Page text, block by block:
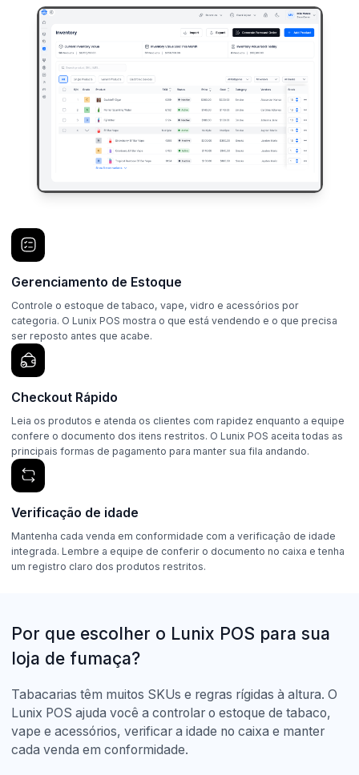
Gerenciamento de Estoque
Controle o estoque de tabaco, vape, vidro e acessórios por
categoria. O Lunix POS mostra o que está vendendo e o que precisa
ser reposto antes que acabe.
Checkout Rápido
Leia os produtos e atenda os clientes com rapidez enquanto a equipe
confere o documento dos itens restritos. O Lunix POS aceita todas as
principais formas de pagamento para manter sua fila andando.
Verificação de idade
Mantenha cada venda em conformidade com a verificação de idade
integrada. Lembre a equipe de conferir o documento no caixa e tenha
um registro claro dos produtos restritos.
Por que escolher o Lunix POS para sua
loja de fumaça?
Tabacarias têm muitos SKUs e regras rígidas à altura. O
Lunix POS ajuda você a controlar o estoque de tabaco,
vape e acessórios, verificar a idade no caixa e manter
cada venda em conformidade.